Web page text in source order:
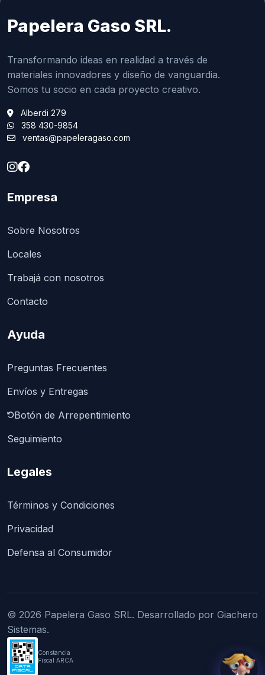
Papelera Gaso SRL.
Transformando ideas en realidad a través de
materiales innovadores y diseño de vanguardia.
Somos tu socio en cada proyecto creativo.
Alberdi 279
358 430-9854
ventas@papeleragaso.com
Empresa
Sobre Nosotros
Locales
Trabajá con nosotros
Contacto
Ayuda
Preguntas Frecuentes
Envíos y Entregas
Botón de Arrepentimiento
Seguimiento
Legales
Términos y Condiciones
Privacidad
Defensa al Consumidor
© 2026 Papelera Gaso SRL. Desarrollado por Giachero
Sistemas.
Constancia
Fiscal ARCA
💬